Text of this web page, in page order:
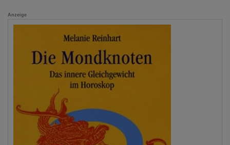
Anzeige